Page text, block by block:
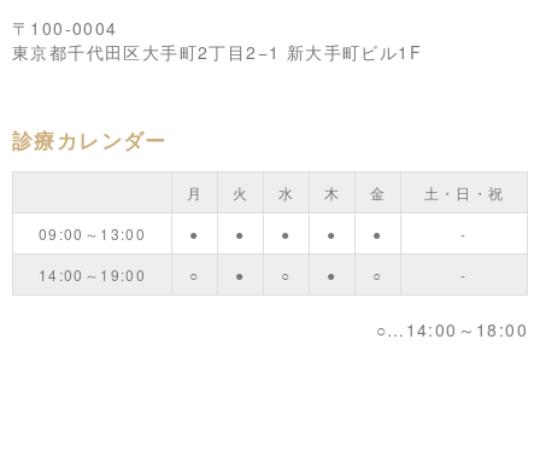
〒100-0004
東京都千代田区大手町2丁目2−1 新大手町ビル1F
診療カレンダー
月 火 水 木 金
土・日・祝
09:00～13:00
● ● ● ● ●
-
14:00～19:00
○ ● ○ ● ○ -
○…14:00～18:00